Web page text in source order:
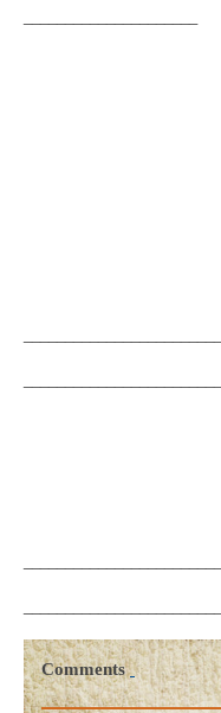
Comments